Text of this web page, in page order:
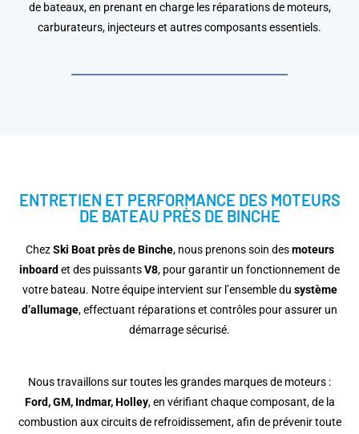
de bateaux, en prenant en charge les réparations de moteurs,
carburateurs, injecteurs et autres composants essentiels.
ENTRETIEN ET PERFORMANCE DES MOTEURS
DE BATEAU PRÈS DE BINCHE
ChezSki Boat près de Binche, nous prenons soin desmoteurs
inboard et des puissantsV8, pour garantir un fonctionnement de
votre bateau. Notre équipe intervient sur l’ensemble du système
d’allumage, effectuant réparations et contrôles pour assurer un
démarrage sécurisé.
Nous travaillons sur toutes les grandes marques de moteurs :
Ford, GM, Indmar, Holley, en vérifiant chaque composant, de la
combustion aux circuits de refroidissement, afin de prévenir toute